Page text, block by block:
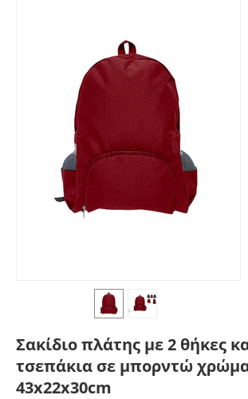
Σακίδιο πλάτης με 2 θήκες
τσεπάκια σε μπορντώ
43x22x30cm